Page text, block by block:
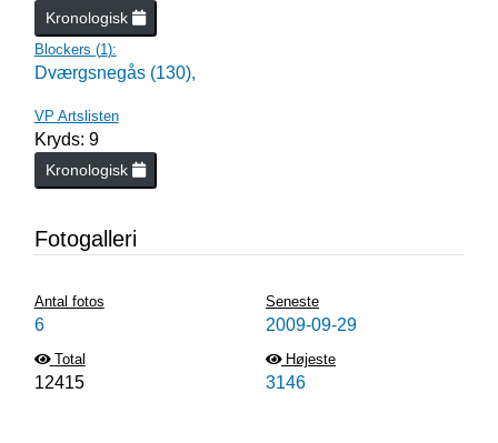
Kronologisk
Blockers (1):
Dværgsnegås (130),
VP Artslisten
Kryds: 9
Kronologisk
Fotogalleri
Antal fotos
6
Seneste
2009-09-29
Total
12415
Højeste
3146